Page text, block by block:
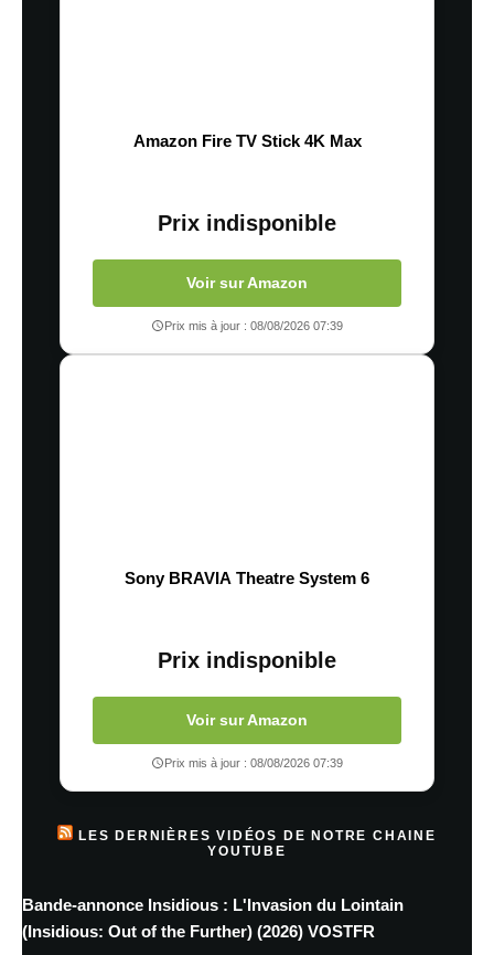
Amazon Fire TV Stick 4K Max
Prix indisponible
Voir sur Amazon
Prix mis à jour : 08/08/2026 07:39
Sony BRAVIA Theatre System 6
Prix indisponible
Voir sur Amazon
Prix mis à jour : 08/08/2026 07:39
LES DERNIÈRES VIDÉOS DE NOTRE CHAINE
YOUTUBE
Bande-annonce Insidious : L'Invasion du Lointain
(Insidious: Out of the Further) (2026) VOSTFR